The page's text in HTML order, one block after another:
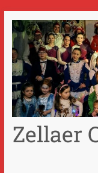
Inhalt
springen
Zellaer